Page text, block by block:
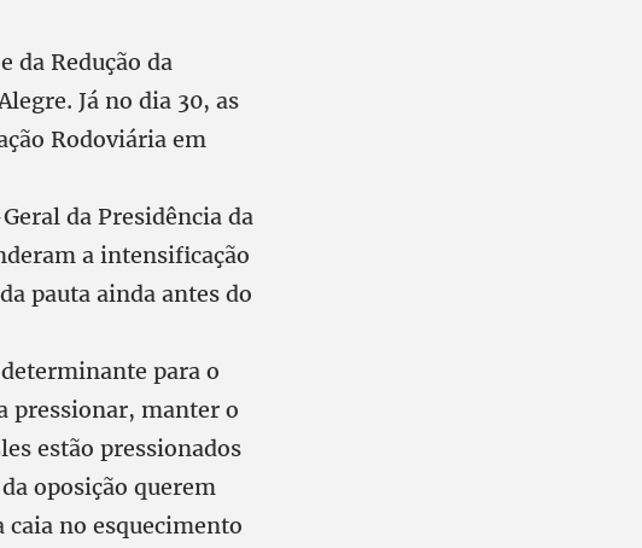
da Redução da
Já no dia 30, as
Rodoviária em
da Presidência da
a intensificação
pauta ainda antes do
para o
pressionar, manter o
estão pressionados
oposição querem
caia no esquecimento